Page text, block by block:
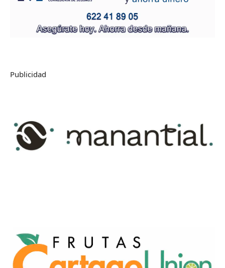
Publicidad